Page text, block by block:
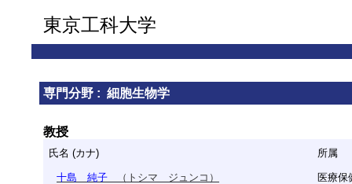
東京工科大学
専門分野 : 細胞生物学
教授
氏名 (カナ) 所属
十島 純子 （トシマ ジュンコ） 医療